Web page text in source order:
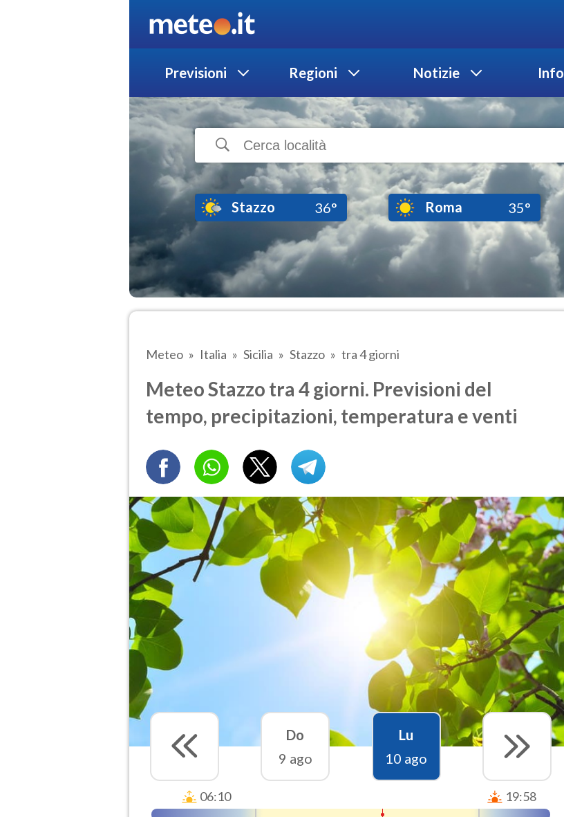
Previsioni Regioni Notizie Info
Stazzo 36° Roma 35°
Meteo Italia Sicilia Stazzo tra 4 giorni
Meteo Stazzo tra 4 giorni. Previsioni del
tempo, precipitazioni, temperatura e venti
Do
9 ago
Lu
10 ago
06:10 19:58